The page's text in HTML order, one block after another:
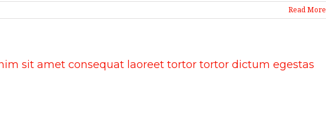
Read More
sit amet consequat laoreet tortor tortor dictum egestas